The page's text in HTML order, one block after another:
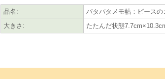
品名 :
パタパタメモ帖：ピースの
大きさ : たたんだ状態